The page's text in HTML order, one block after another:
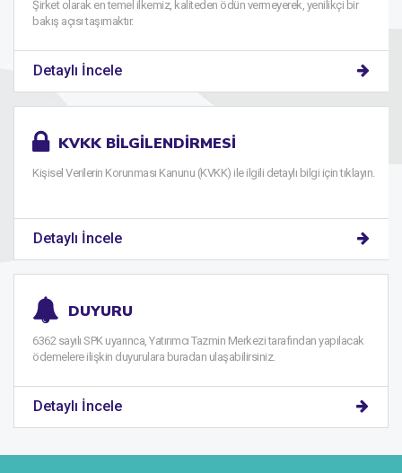
Şirket olarak en temel ilkemiz, kaliteden ödün vermeyerek, yenilikçi bir
bakış açısı taşımaktır.
Detaylı İncele
KVKK BILGILENDIRMESI
Kişisel Verilerin Korunması Kanunu (KVKK) ile ilgili detaylı bilgi için tıklayın.
Detaylı İncele
DUYURU
6362 sayılı SPK uyarınca, Yatırımcı Tazmin Merkezi tarafından yapılacak
ödemelere ilişkin duyurulara buradan ulaşabilirsiniz.
Detaylı İncele